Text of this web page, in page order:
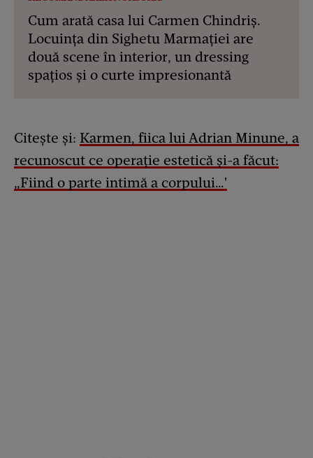
Cum arată casa lui Carmen Chindriș.
Locuința din Sighetu Marmației are
două scene în interior, un dressing
spațios și o curte impresionantă
Citește și: Karmen, fiica lui Adrian Minune, a
recunoscut ce operație estetică și-a făcut:
„Fiind o parte intimă a corpului…'